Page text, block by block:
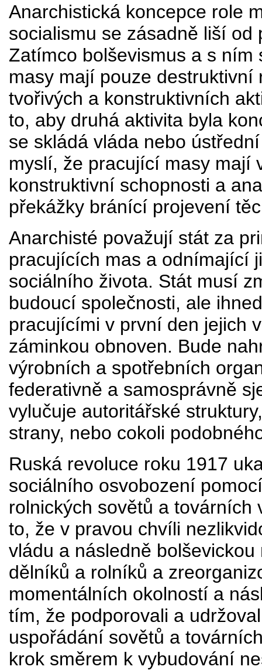
Anarchistická koncepce role
socialismu se zásadně liší
Zatímco bolševismus a s
masy mají pouze
tvořivých a konstruktivních
to, aby druhá aktivita byla
se skládá vláda nebo
myslí, že pracující masy mají
konstruktivní schopnosti a
překážky bránící projevení
Anarchisté považují stát za
pracujících mas a odnímající
sociálního života. Stát musí
budoucí společnosti, ale
pracujícími v první den jejich
záminkou obnoven. Bude
výrobních a spotřebních
federativně a samosprávně
vylučuje autoritářské
strany, nebo cokoli
Ruská revoluce roku 1917
sociálního osvobození
rolnických sovětů a továrních
to, že v pravou chvíli
vládu a následně
dělníků a rolníků a
momentálních okolností a
tím, že podporovali a
uspořádání sovětů a
krok směrem k vybudování